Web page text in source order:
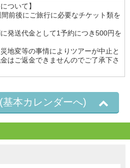
ついて】
前後にご旅行に必要なチケット類を
発送代金として1予約につき500円を
地変等の事情によりツアーが中止と
はご返金できませんのでご了承下さ
本カレンダーへ)